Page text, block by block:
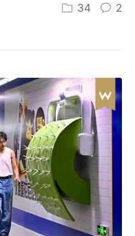
34 2